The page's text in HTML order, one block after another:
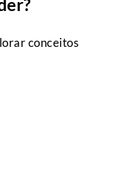
conceitos